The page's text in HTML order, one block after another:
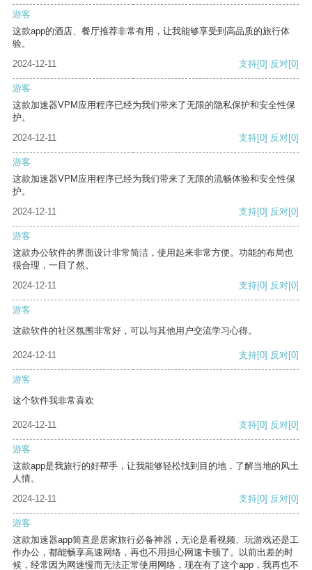
游客
这款app的酒店、餐厅推荐非常有用，让我能够享受到高品质的旅行体
验。
2024-12-11
支持[0] 反对[0]
游客
这款加速器VPM应用程序已经为我们带来了无限的隐私保护和安全性保
护。
2024-12-11
支持[0] 反对[0]
游客
这款加速器VPM应用程序已经为我们带来了无限的流畅体验和安全性保
护。
2024-12-11
支持[0] 反对[0]
游客
这款办公软件的界面设计非常简洁，使用起来非常方便。功能的布局也
很合理，一目了然。
2024-12-11
支持[0] 反对[0]
游客
这款软件的社区氛围非常好，可以与其他用户交流学习心得。
2024-12-11 支持[0] 反对[0]
游客
这个软件我非常喜欢
2024-12-11 支持[0] 反对[0]
游客
这款app是我旅行的好帮手，让我能够轻松找到目的地，了解当地的风土
人情。
2024-12-11
支持[0] 反对[0]
游客
这款加速器app简直是居家旅行必备神器，无论是看视频、玩游戏还是工
作办公，都能畅享高速网络，再也不用担心网速卡顿了。以前出差的时
候，经常因为网速慢而无法正常使用网络，现在有了这个app，我再也不